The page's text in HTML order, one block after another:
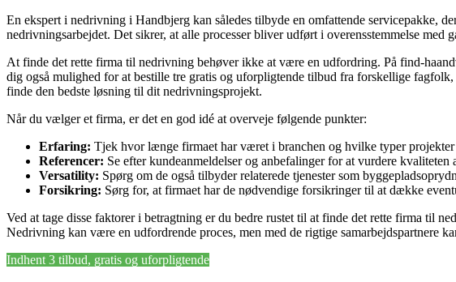
En ekspert i nedrivning i Handbjerg kan således tilbyde en omfattende servicepakke,
nedrivningsarbejdet. Det sikrer, at alle processer bliver udført i overensstemmelse med
At finde det rette firma til nedrivning behøver ikke at være en udfordring. På find-
dig også mulighed for at bestille tre gratis og uforpligtende tilbud fra forskellige
finde den bedste løsning til dit nedrivningsprojekt.
Når du vælger et firma, er det en god idé at overveje følgende punkter:
Erfaring: Tjek hvor længe firmaet har været i branchen og hvilke typer projekter
Referencer: Se efter kundeanmeldelser og anbefalinger for at vurdere kvaliteten
Versatility: Spørg om de også tilbyder relaterede tjenester som
Forsikring: Sørg for, at firmaet har de nødvendige forsikringer til at dække
Ved at tage disse faktorer i betragtning er du bedre rustet til at finde det rette firma til
Nedrivning kan være en udfordrende proces, men med de rigtige samarbejdspartnere
Indhent 3 tilbud, gratis og uforpligtende